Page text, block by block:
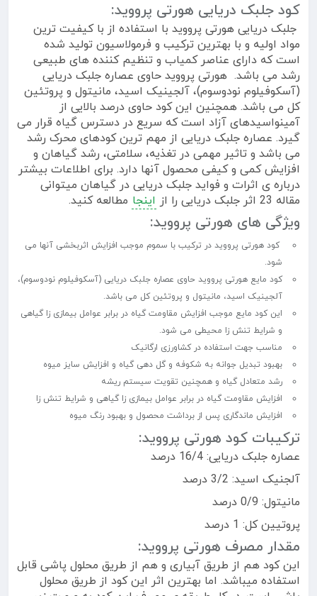
کود جلبک دریایی هورتی پرووید:
جلبک دریایی هورتی پرووید با استفاده از با کیفیت ترین
مواد اولیه و با بهترین ترکیب و فرمولاسیون تولید شده
است که دارای عناصر کمیاب و تنظیم کننده های طبیعی
رشد می باشد. هورتی پرووید حاوی عصاره جلبک دریایی
(آسکوفیلوم نودوسوم)، آلجینیک اسید، مانیتول و پروتئین
کل می باشد. همچنین این کود حاوی درصد بالایی از
آمینواسیدهای آزاد است که سریع در دسترس گیاه قرار می
گیرد. عصاره جلبک دریایی از مهم ترین کودهای محرک رشد
می باشد و تاثیر مهمی در تغذیه، سلامتی، رشد گیاهان و
افزایش کمی و کیفی محصول آنها دارد. برای اطلاعات بیشتر
درباره ی اثرات و فواید جلبک دریایی در گیاهان میتوانی
مقاله 23 اثر جلبک دریایی را از
اینجا مطالعه کنید.
ویژگی های هورتی پرووید:
کود هورتی پرووید در ترکیب با سموم موجب افزایش اثربخشی آنها می
شود.
کود مایع هورتی پرووید حاوی عصاره جلبک دریایی (آسکوفیلوم نودوسوم)،
آلجینیک اسید، مانیتول و پروتئین کل می باشد.
این کود مایع موجب افزایش مقاومت گیاه در برابر عوامل بیمازی زا گیاهی
و شرایط تنش زا محیطی می شود.
مناسب جهت استفاده در کشاورزی ارگانیک
بهبود تبدیل جوانه به شکوفه و گل دهی گیاه و افزایش سایز میوه
رشد متعادل گیاه و همچنین تقویت سیستم ریشه
افزایش مقاومت گیاه در برابر عوامل بیمازی زا گیاهی و شرایط تنش زا
افزایش ماندگاری پس از برداشت محصول و بهبود رنگ میوه
ترکیبات کود هورتی پرووید:
عصاره جلبک دریایی: 16/4 درصد
آلجنیک اسید: 3/2 درصد
مانیتول: 0/9 درصد
پروتیین کل: 1 درصد
مقدار مصرف هورتی پرووید:
این کود هم از طریق آبیاری و هم از طریق محلول پاشی قابل
استفاده میباشد. اما بهترین اثر این کود از طریق محلول